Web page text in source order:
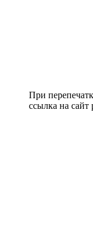
При
ссылка на сайт